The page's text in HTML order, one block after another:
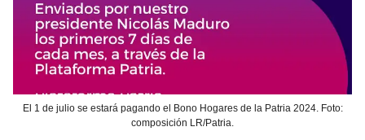
El 1 de julio se estará pagando el Bono Hogares de la Patria 2024. Foto:
composición LR/Patria.